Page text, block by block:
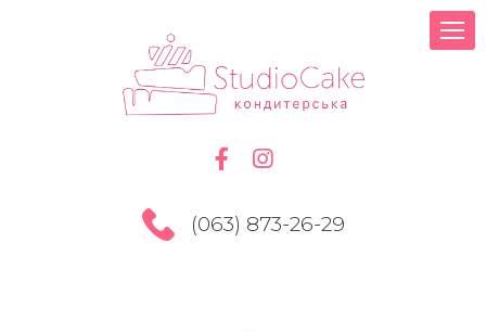
(063) 873-26-29